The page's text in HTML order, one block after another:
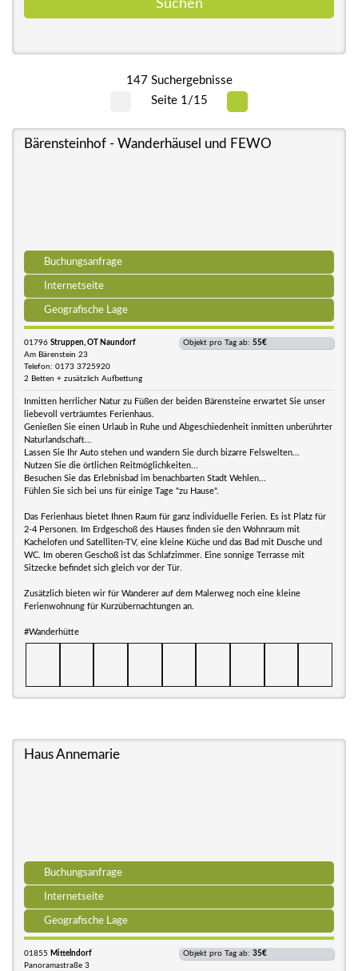
147 Suchergebnisse
Seite 1/15
Bärensteinhof - Wanderhäusel und FEWO
Buchungsanfrage
Internetseite
Geografische Lage
01796 Struppen, OT Naundorf
Am Bärenstein 23
Telefon: 0173 3725920
2 Betten + zusätzlich Aufbettung
Objekt pro Tag ab: 55€
Inmitten herrlicher Natur zu Füßen der beiden Bärensteine erwartet Sie unser
liebevoll verträumtes Ferienhaus.
Genießen Sie einen Urlaub in Ruhe und Abgeschiedenheit inmitten unberührter
Naturlandschaft...
Lassen Sie Ihr Auto stehen und wandern Sie durch bizarre Felswelten...
Nutzen Sie die örtlichen Reitmöglichkeiten...
Besuchen Sie das Erlebnisbad im benachbarten Stadt Wehlen...
Fühlen Sie sich bei uns für einige Tage "zu Hause".
Das Ferienhaus bietet Ihnen Raum für ganz individuelle Ferien. Es ist Platz für
2-4 Personen. Im Erdgeschoß des Hauses finden sie den Wohnraum mit
Kachelofen und Satelliten-TV, eine kleine Küche und das Bad mit Dusche und
WC. Im oberen Geschoß ist das Schlafzimmer. Eine sonnige Terrasse mit
Sitzecke befindet sich gleich vor der Tür.
Zusätzlich bieten wir für Wanderer auf dem Malerweg noch eine kleine
Ferienwohnung für Kurzübernachtungen an.
#Wanderhütte
Haus Annemarie
Buchungsanfrage
Internetseite
Geografische Lage
01855 Mittelndorf
Panoramastraße 3
Objekt pro Tag ab: 35€